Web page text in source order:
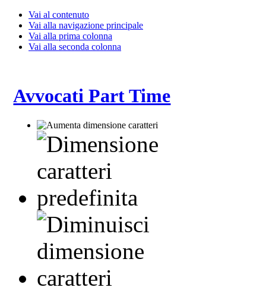
Vai al contenuto
Vai alla navigazione principale
Vai alla prima colonna
Vai alla seconda colonna
Avvocati Part Time